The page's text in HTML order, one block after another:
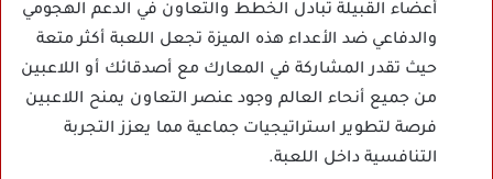
أعضاء القبيلة تبادل الخطط والتعاون في الدعم الهجومي
والدفاعي ضد الأعداء هذه الميزة تجعل اللعبة أكثر متعة
حيث تقدر المشاركة في المعارك مع أصدقائك أو اللاعبين
من جميع أنحاء العالم وجود عنصر التعاون يمنح اللاعبين
فرصة لتطوير استراتيجيات جماعية مما يعزز التجربة
التنافسية داخل اللعبة.